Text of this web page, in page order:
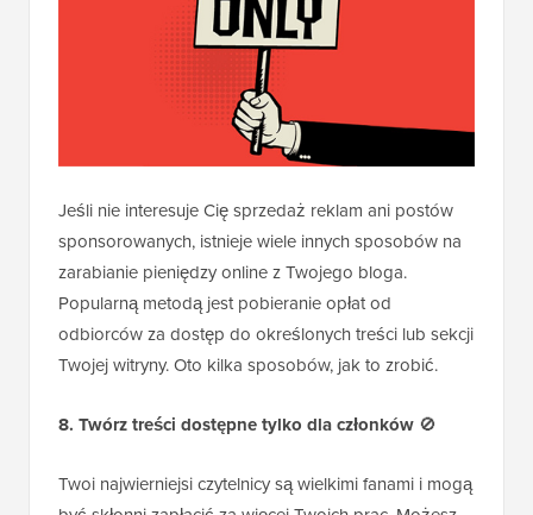
Jeśli nie interesuje Cię sprzedaż reklam ani postów
sponsorowanych, istnieje wiele innych sposobów na
zarabianie pieniędzy online z Twojego bloga.
Popularną metodą jest pobieranie opłat od
odbiorców za dostęp do określonych treści lub sekcji
Twojej witryny. Oto kilka sposobów, jak to zrobić.
8. Twórz treści dostępne tylko dla członków 🚫
Twoi najwierniejsi czytelnicy są wielkimi fanami i mogą